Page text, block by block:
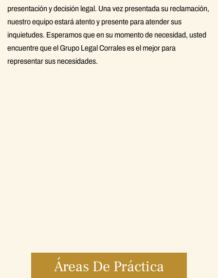
presentación y decisión legal. Una vez presentada su reclamación,
nuestro equipo estará atento y presente para atender sus
inquietudes. Esperamos que en su momento de necesidad, usted
encuentre que el Grupo Legal Corrales es el mejor para
representar sus necesidades.
Áreas De Práctica